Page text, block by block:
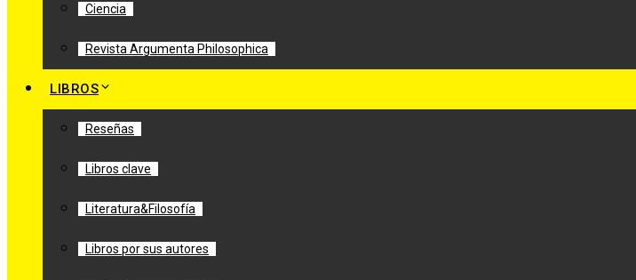
Ciencia
Revista Argumenta Philosophica
LIBROS
Reseñas
Libros clave
Literatura&Filosofía
Libros por sus autores